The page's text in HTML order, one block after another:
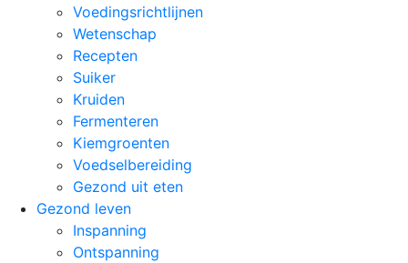
Voedingsrichtlijnen
Wetenschap
Recepten
Suiker
Kruiden
Fermenteren
Kiemgroenten
Voedselbereiding
Gezond uit eten
Gezond leven
Inspanning
Ontspanning